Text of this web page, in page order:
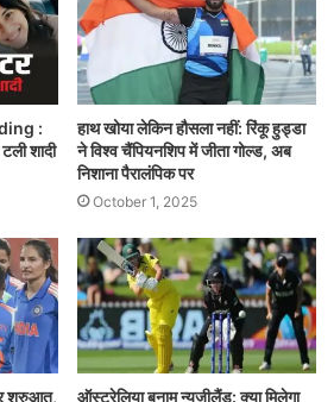
:
शादी
हाथ खोया लेकिन हौसला नहीं: रिंकू हुड्डा
ने विश्व चैंपियनशिप में जीता गोल्ड, अब
निशाना पैरालंपिक पर
October 1, 2025
शुरुआत, ऑस्ट्रेलिया बनाम न्यूजीलैंड: क्या मिलेगा